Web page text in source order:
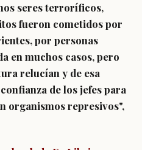
seres terroríficos,
fueron cometidos por
por personas
en muchos casos, pero
relucían y de esa
de los jefes para
organismos represivos",